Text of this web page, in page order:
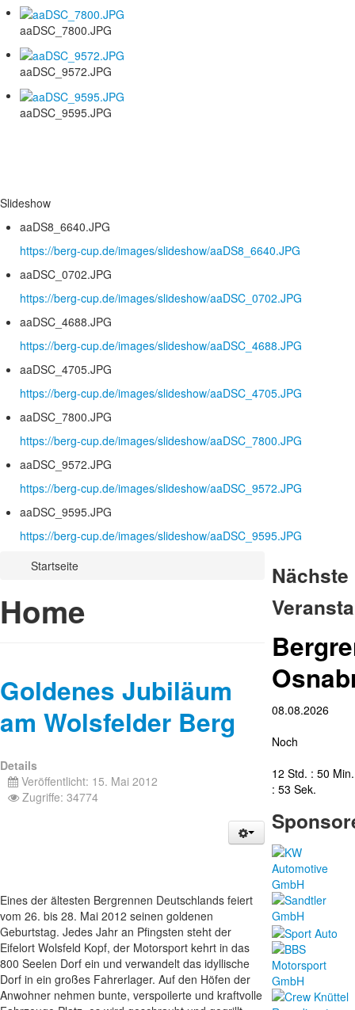
aaDSC_7800.JPG
aaDSC_9572.JPG
aaDSC_9595.JPG
Slideshow
aaDS8_6640.JPG
https://berg-cup.de/images/slideshow/aaDS8_6640.JPG
aaDSC_0702.JPG
https://berg-cup.de/images/slideshow/aaDSC_0702.JPG
aaDSC_4688.JPG
https://berg-cup.de/images/slideshow/aaDSC_4688.JPG
aaDSC_4705.JPG
https://berg-cup.de/images/slideshow/aaDSC_4705.JPG
aaDSC_7800.JPG
https://berg-cup.de/images/slideshow/aaDSC_7800.JPG
aaDSC_9572.JPG
https://berg-cup.de/images/slideshow/aaDSC_9572.JPG
aaDSC_9595.JPG
https://berg-cup.de/images/slideshow/aaDSC_9595.JPG
Startseite
Home
Goldenes Jubiläum
am Wolsfelder Berg
Details
Veröffentlicht: 15. Mai 2012
Zugriffe: 34774
Eines der ältesten Bergrennen Deutschlands feiert
vom 26. bis 28. Mai 2012 seinen goldenen
Geburtstag. Jedes Jahr an Pfingsten steht der
Eifelort Wolsfeld Kopf, der Motorsport kehrt in das
800 Seelen Dorf ein und verwandelt das idyllische
Dorf in ein großes Fahrerlager. Auf den Höfen der
Anwohner nehmen bunte, verspoilerte und kraftvolle
Nächste
08.08.2026
Noch
12 Std. : 50 Min.
: 52 Sek.